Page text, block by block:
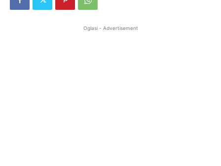
Oglasi - Advertisement